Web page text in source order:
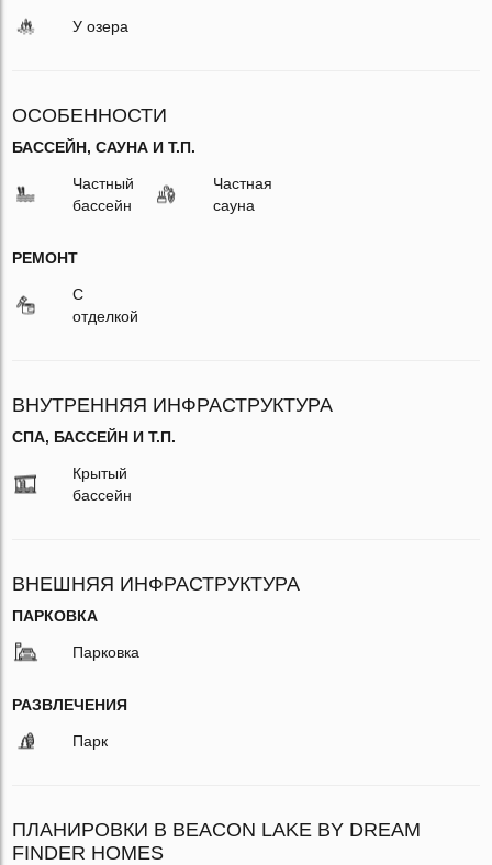
У озера
ОСОБЕННОСТИ
БАССЕЙН, САУНА И Т.П.
Частный
бассейн
Частная
сауна
РЕМОНТ
С
отделкой
ВНУТРЕННЯЯ ИНФРАСТРУКТУРА
СПА, БАССЕЙН И Т.П.
Крытый
бассейн
ВНЕШНЯЯ ИНФРАСТРУКТУРА
ПАРКОВКА
Парковка
РАЗВЛЕЧЕНИЯ
Парк
ПЛАНИРОВКИ В BEACON LAKE BY DREAM
FINDER HOMES